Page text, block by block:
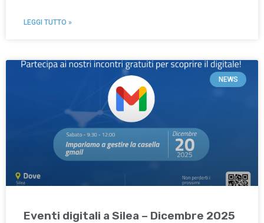
LEGGI TUTTO »
NEWS
Eventi digitali a Silea – Dicembre 2025